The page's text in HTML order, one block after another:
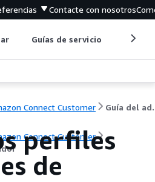
Contacte con nosotros
Guías de servicio
Connect Customer
Connect Customer
perfiles
de